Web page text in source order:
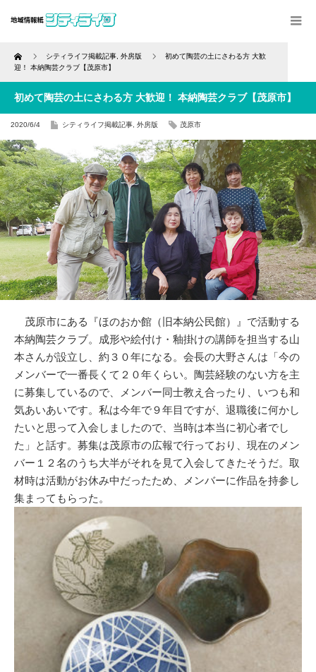
Home シティライフ掲載記事 外房版
初めて陶芸の土にさわる方 大歓
迎！ 本納陶芸クラブ【茂原市】
初めて陶芸の土にさわる方 大歓迎！ 本納陶芸クラブ【茂原市】
2020/6/4 シティライフ掲載記事 外房版 茂原市
茂原市にある『ほのおか館（旧本納公民館）』で活動する
本納陶芸クラブ。成形や絵付け・釉掛けの講師を担当する山
本さんが設立し、約３０年になる。会長の大野さんは「今の
メンバーで一番長くて２０年くらい。陶芸経験のない方を主
に募集しているので、メンバー同士教え合ったり、いつも和
気あいあいです。私は今年で９年目ですが、退職後に何かし
たいと思って入会しましたので、当時は本当に初心者でし
た」と話す。募集は茂原市の広報で行っており、現在のメン
バー１２名のうち大半がそれを見て入会してきたそうだ。取
材時は活動がお休み中だったため、メンバーに作品を持参し
集まってもらった。